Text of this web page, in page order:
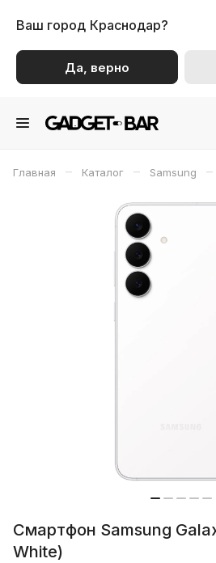
Ваш город Краснодар?
Да, верно
Главная – Каталог – Samsung –
Смартфон Samsung
White)